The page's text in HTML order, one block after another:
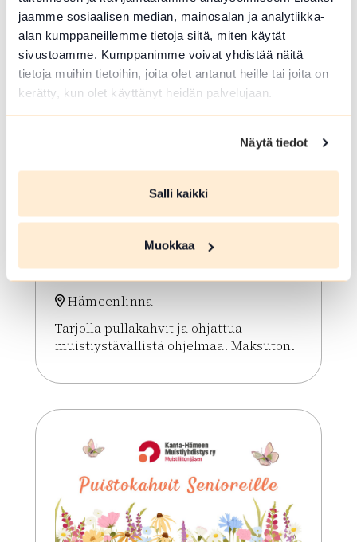
jaamme sosiaalisen median, mainosalan ja analytiikka-
alan kumppaneillemme tietoja siitä, miten käytät
sivustoamme. Kumppanimme voivat yhdistää näitä
tietoja muihin tietoihin, joita olet antanut heille tai joita on
kerätty, kun olet käyttänyt heidän palvelujaan.
Näytä tiedot
Salli kaikki
Muokkaa
Sibeliuksenpuiston
Puistokahvit Senioreille
Hämeenlinna
Tarjolla pullakahvit ja ohjattua
muistiystävällistä ohjelmaa. Maksuton.
Lue lisää tapahtumasta Sibeliuksenpuiston